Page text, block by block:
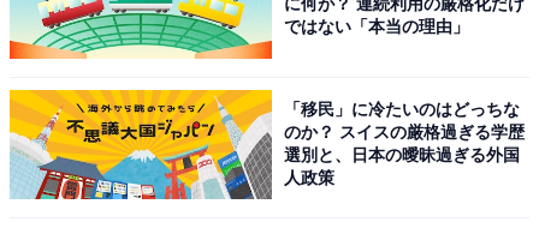
ではない「本当の理由」
「移民」に冷たいのはどっちな
のか？ スイスの厳格過ぎる学歴
選別と、日本の曖昧過ぎる外国
人政策